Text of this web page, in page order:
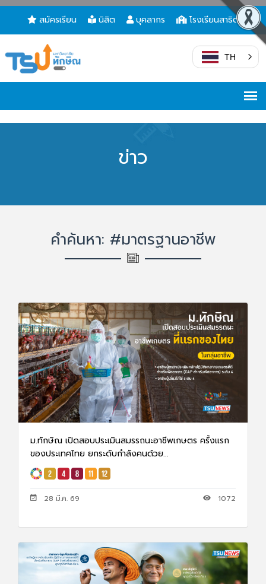
สมัครเรียน นิสิต บุคลากร โรงเรียนสาธิต
TH
ข่าว
คำค้นหา: #มาตรฐานอาชีพ
ม.ทักษิณ เปิดสอบประเมินสมรรถนะอาชีพเกษตร ครั้งแรก
ของประเทศไทย ยกระดับกำลังคนด้วย...
28 มี.ค. 69 1072